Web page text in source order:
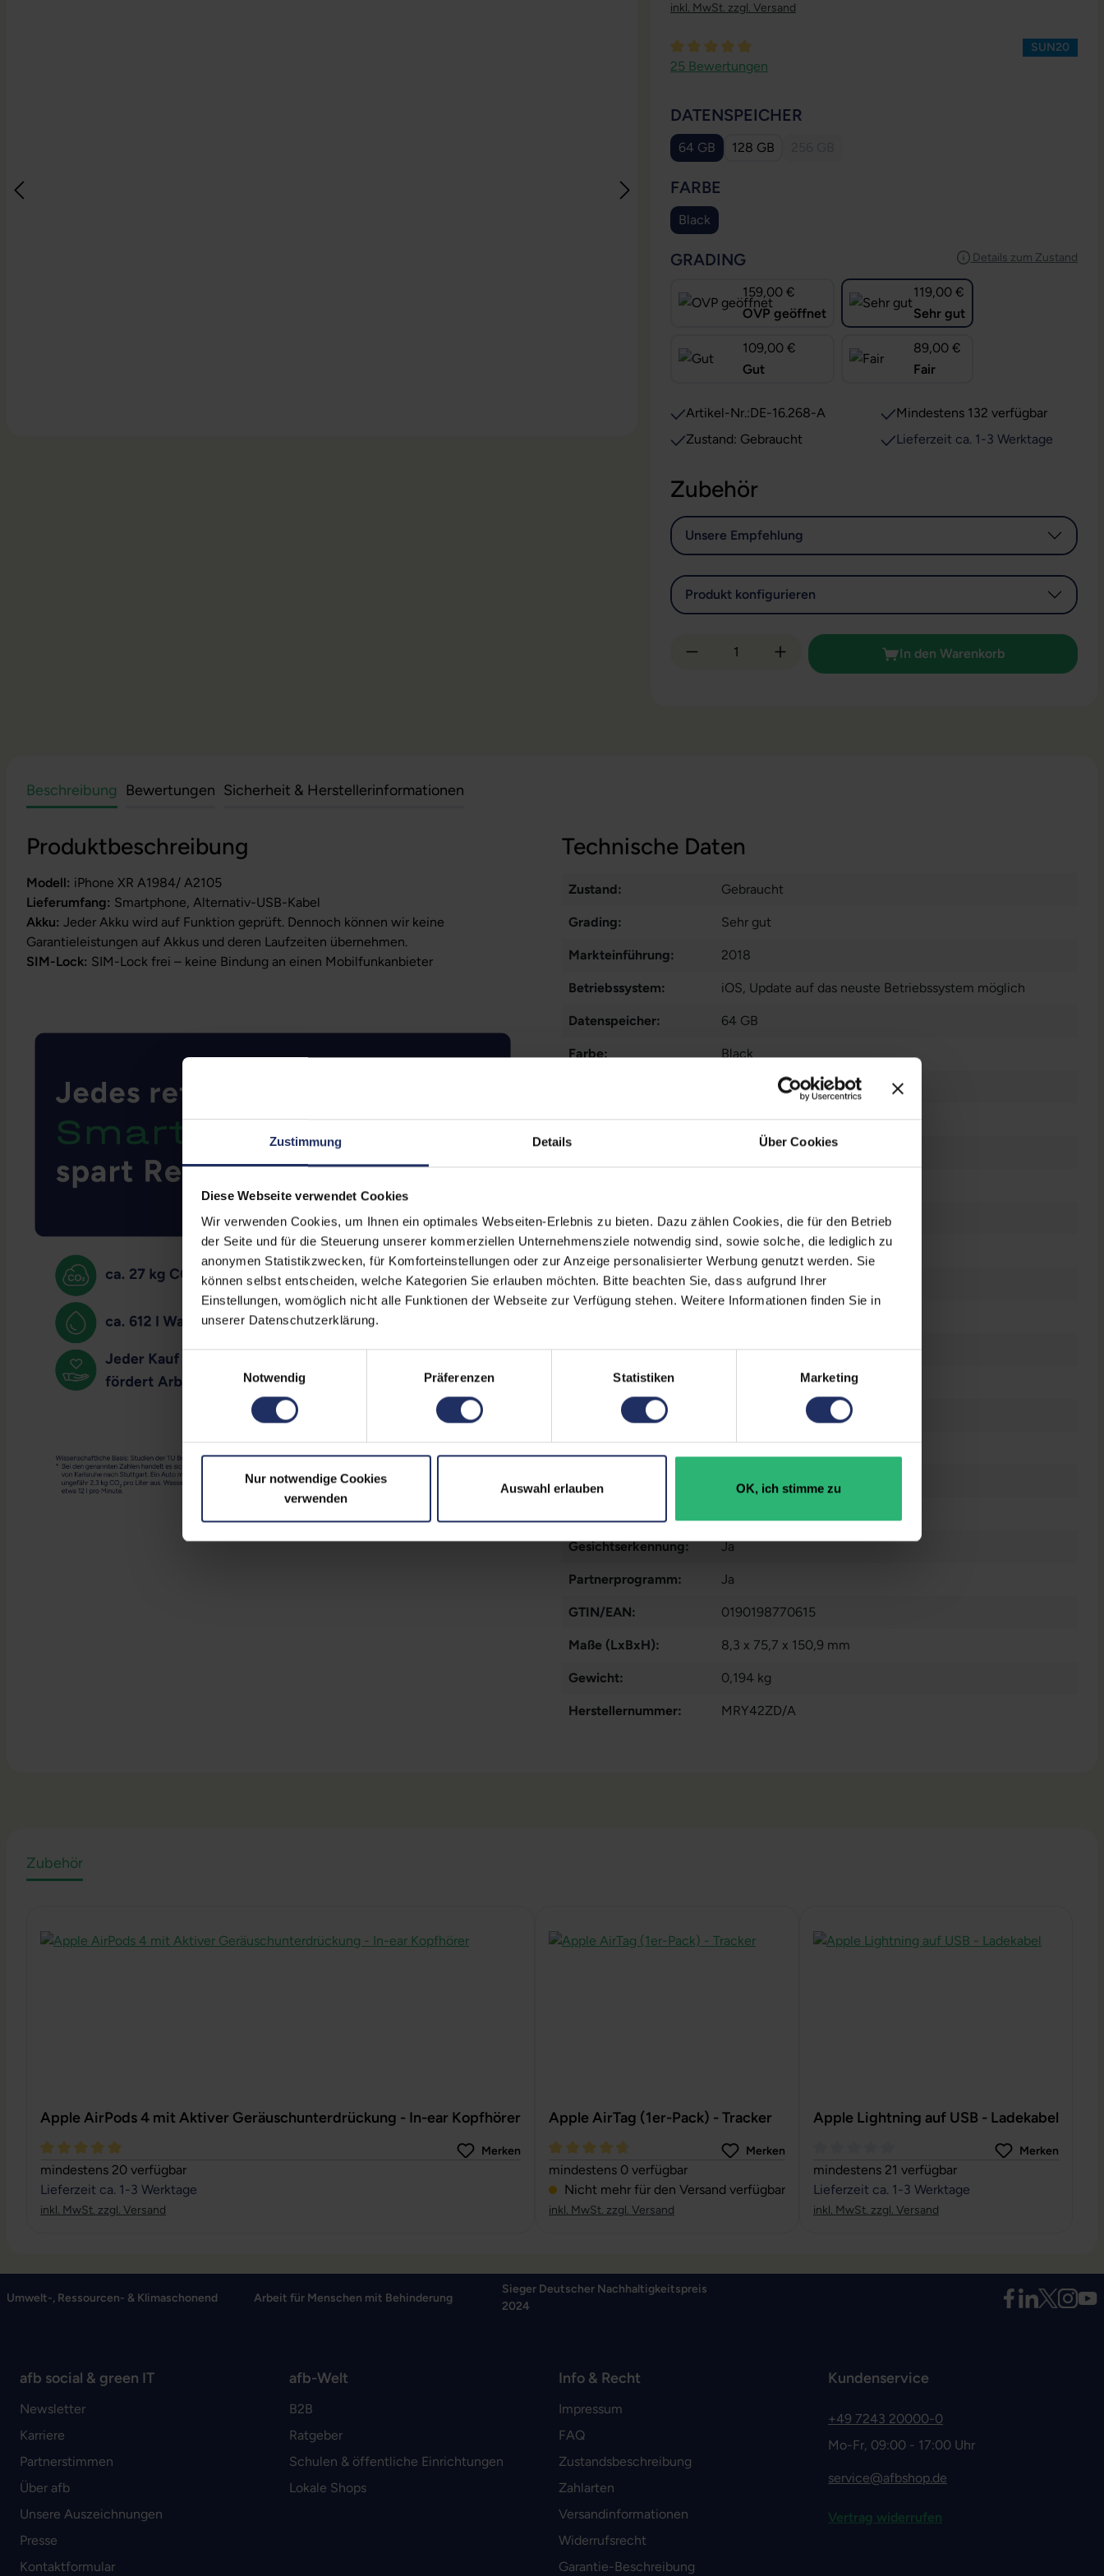
Zustimmung Details Über Cookies
Diese Webseite verwendet Cookies
Wir verwenden Cookies, um Ihnen ein optimales Webseiten-Erlebnis zu bieten. Dazu zählen Cookies, die für den Betrieb
der Seite und für die Steuerung unserer kommerziellen Unternehmensziele notwendig sind, sowie solche, die lediglich zu
anonymen Statistikzwecken, für Komforteinstellungen oder zur Anzeige personalisierter Werbung genutzt werden. Sie
können selbst entscheiden, welche Kategorien Sie erlauben möchten. Bitte beachten Sie, dass aufgrund Ihrer
Einstellungen, womöglich nicht alle Funktionen der Webseite zur Verfügung stehen. Weitere Informationen finden Sie in
unserer Datenschutzerklärung.
Notwendig
Präferenzen Statistiken Marketing
Nur notwendige Cookies
verwenden
Auswahl erlauben OK, ich stimme zu
inkl. MwSt. zzgl. Versand
Durchschnittliche Bewertung von 4.92 von 5 Sternen
25 Bewertungen
SUN20
DATENSPEICHER
64 GB 128 GB
FARBE
Black
Details zum Zustand
GRADING
159,00 €
OVP geöffnet
119,00 €
Sehr gut
109,00 €
Gut
89,00 €
Fair
Artikel-Nr.:DE-16.268-A
Zustand: Gebraucht
Mindestens 132 verfügbar
Lieferzeit ca. 1-3 Werktage
Zubehör
Unsere Empfehlung
Produkt konfigurieren
Produkt Anzahl: Gib den gewünschten Wert ein
In den Warenkorb
Beschreibung Bewertungen Sicherheit & Herstellerinformationen
Produktbeschreibung
Modell: iPhone XR A1984/ A2105
Lieferumfang: Smartphone, Alternativ-USB-Kabel
Akku: Jeder Akku wird auf Funktion geprüft. Dennoch können wir keine
Garantieleistungen auf Akkus und deren Laufzeiten übernehmen.
SIM-Lock: SIM-Lock frei – keine Bindung an einen Mobilfunkanbieter
Technische Daten
Zustand: Gebraucht
Grading: Sehr gut
Markteinführung: 2018
Betriebssystem: iOS, Update auf das neuste Betriebssystem möglich
Datenspeicher: 64 GB
Farbe: Black
Displayauflösung: 1792 x 828
Paneltyp: IPS-LCD
Prozessor: Apple A12 Bionic @ 2,5 GHz
Prozessorkerne: 6
Arbeitsspeicher: 3 GB
Schnittstellen: 1x Lightning
Kommunikation: , GPS, NFC, WLAN
Mobilfunk:
Frontkamera: 7 Megapixel
Rückkamera: 12 Megapixel
Gesichtserkennung: Ja
Partnerprogramm: Ja
GTIN/EAN: 0190198770615
Maße (LxBxH): 8,3 x 75,7 x 150,9 mm
Gewicht: 0,194 kg
Herstellernummer: MRY42ZD/A
Zubehör
Apple AirPods 4 mit Aktiver Geräuschunterdrückung - In-ear Kopfhörer
Durchschnittliche Bewertung von 5 von 5 Sternen
Merken
mindestens 20 verfügbar
Lieferzeit ca. 1-3 Werktage
inkl. MwSt. zzgl. Versand
Apple AirTag (1er-Pack) - Tracker
Durchschnittliche Bewertung von 4.67 von 5 Sternen
Merken
mindestens 0 verfügbar
Nicht mehr für den Versand verfügbar
inkl. MwSt. zzgl. Versand
Apple Lightning auf USB - Ladekabel
Durchschnittliche Bewertung von 0 von 5
Merken
mindestens 21 verfügbar
Lieferzeit ca. 1-3 Werktage
inkl. MwSt. zzgl. Versand
Umwelt-, Ressourcen- & Klimaschonend Arbeit für Menschen mit Behinderung
Sieger Deutscher Nachhaltigkeitspreis
2024
afb social & green IT
Newsletter
Karriere
Partnerstimmen
Über afb
Unsere Auszeichnungen
Presse
Kontaktformular
afb-Welt
B2B
Ratgeber
Schulen & öffentliche Einrichtungen
Lokale Shops
Info & Recht
Impressum
FAQ
Zustandsbeschreibung
Zahlarten
Versandinformationen
Widerrufsrecht
Garantie-Beschreibung
Kundenservice
+49 7243 20000-0
Mo-Fr, 09:00 - 17:00 Uhr
service@afbshop.de
Vertrag widerrufen